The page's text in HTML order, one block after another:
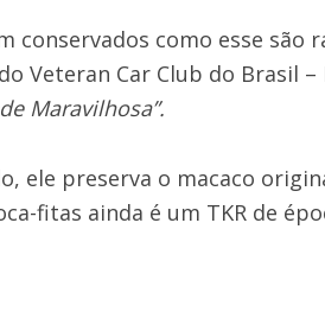
conservados como esse são
Veteran Car Club do Brasil –
Maravilhosa”.
ele preserva o macaco
fitas ainda é um TKR de